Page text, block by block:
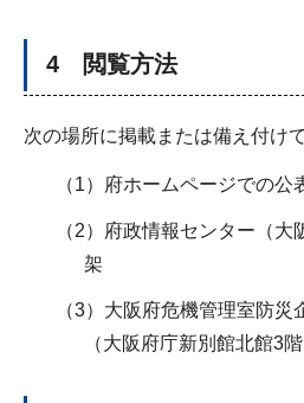
4 閲覧方法
次の場所に掲載または備え付け
（1）府ホームページでの公
（2）府政情報センター（
架
（3）大阪府危機管理室防
（大阪府庁新別館北館3